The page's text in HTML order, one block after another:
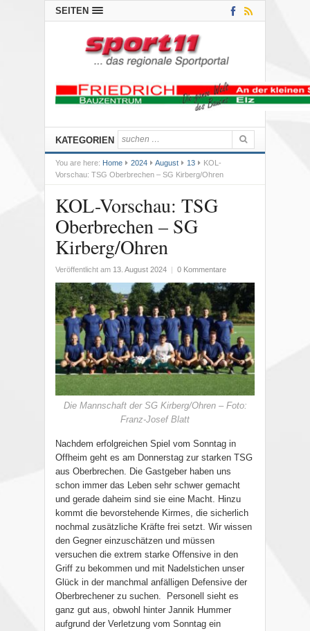
SEITEN
KATEGORIEN
You are here: Home 2024 August 13
KOL-
Vorschau: TSG Oberbrechen – SG Kirberg/Ohren
KOL-Vorschau: TSG
Oberbrechen – SG
Kirberg/Ohren
Veröffentlicht am 13. August 2024 0 Kommentare
Die Mannschaft der SG Kirberg/Ohren – Foto:
Franz-Josef Blatt
Nachdem erfolgreichen Spiel vom Sonntag in
Offheim geht es am Donnerstag zur starken TSG
aus Oberbrechen. Die Gastgeber haben uns
schon immer das Leben sehr schwer gemacht
und gerade daheim sind sie eine Macht. Hinzu
kommt die bevorstehende Kirmes, die sicherlich
nochmal zusätzliche Kräfte frei setzt. Wir wissen
den Gegner einzuschätzen und müssen
versuchen die extrem starke Offensive in den
Griff zu bekommen und mit Nadelstichen unser
Glück in der manchmal anfälligen Defensive der
Oberbrechener zu suchen. Personell sieht es
ganz gut aus, obwohl hinter Jannik Hummer
aufgrund der Verletzung vom Sonntag ein